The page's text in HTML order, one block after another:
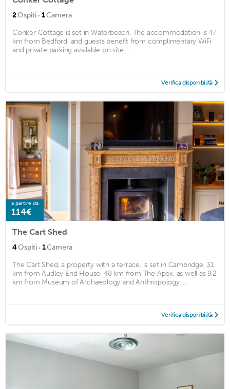
2Ospiti · 1Camera
Conker Cottage is set in Waterbeach. The accommodation is 47
km from Bedford, and guests benefit from complimentary WiFi
and private parking available on site. ...
Verifica disponibilità
a partire da
114€
The Cart Shed
4Ospiti · 1Camera
The Cart Shed, a property with a terrace, is set in Cambridge, 31
km from Audley End House, 48 km from The Apex, as well as 9.2
km from Museum of Archaeology and Anthropology. ...
Verifica disponibilità